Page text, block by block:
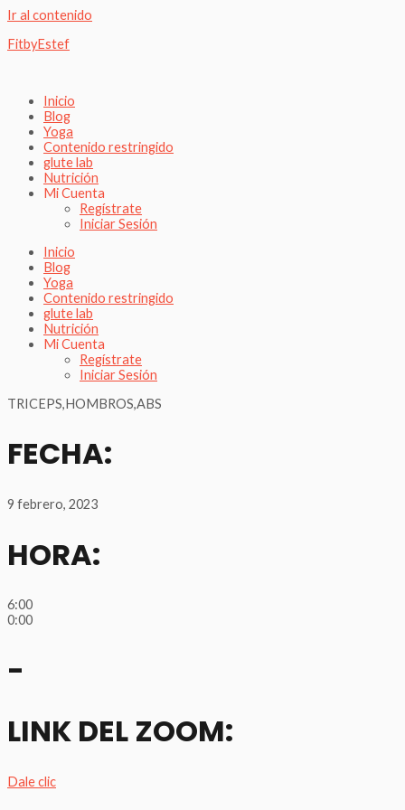
Ir al contenido
FitbyEstef
Inicio
Blog
Yoga
Contenido restringido
glute lab
Nutrición
Mi Cuenta
Regístrate
Iniciar Sesión
Inicio
Blog
Yoga
Contenido restringido
glute lab
Nutrición
Mi Cuenta
Regístrate
Iniciar Sesión
TRICEPS,HOMBROS,ABS
FECHA:
9 febrero, 2023
HORA:
6:00
0:00
-
LINK DEL ZOOM:
Dale clic